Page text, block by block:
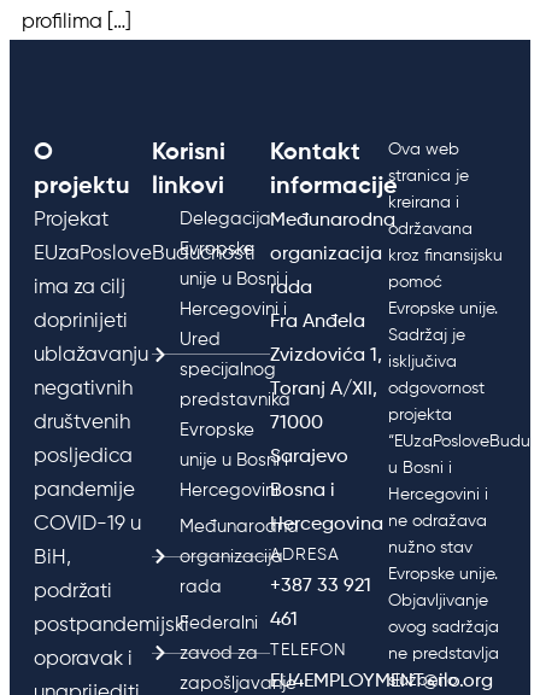
profilima […]
O
projektu
Projekat
EUzaPosloveBudućnosti
ima za cilj
doprinijeti
ublažavanju
negativnih
društvenih
posljedica
pandemije
COVID-19 u
BiH,
podržati
postpandemijski
oporavak i
Korisni
linkovi
Delegacija
Evropske
unije u Bosni i
Hercegovini i
Ured
specijalnog
predstavnika
Evropske
unije u Bosni i
Hercegovini
Međunarodna
organizacija
rada
Federalni
zavod za
zapošljavanje
Kontakt
informacije
Međunarodna
organizacija
rada
Fra Anđela
Zvizdovića 1,
Toranj A/XII,
71000
Sarajevo
Bosna i
Hercegovina
ADRESA
+387 33 921
461
TELEFON
EU4EMPLOYMENT@ilo.org
Ova web
stranica je
kreirana i
održavana
kroz finansijsku
pomoć
Evropske unije.
Sadržaj je
isključiva
odgovornost
projekta
u Bosni i
Hercegovini i
ne odražava
nužno stav
Evropske unije.
Objavljivanje
ovog sadržaja
ne predstavlja
službeno